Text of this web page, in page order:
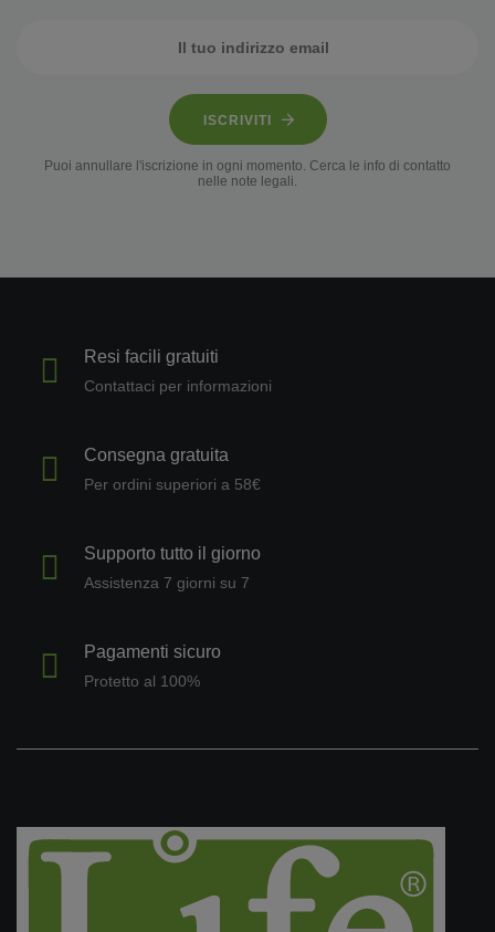
ISCRIVITI
Puoi annullare l'iscrizione in ogni momento. Cerca le info di contatto
nelle note legali.
Resi facili gratuiti
Contattaci per informazioni
Consegna gratuita
Per ordini superiori a 58€
Supporto tutto il giorno
Assistenza 7 giorni su 7
Pagamenti sicuro
Protetto al 100%